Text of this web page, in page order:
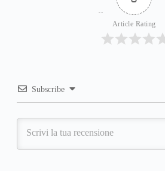
Article Rating
Subscribe